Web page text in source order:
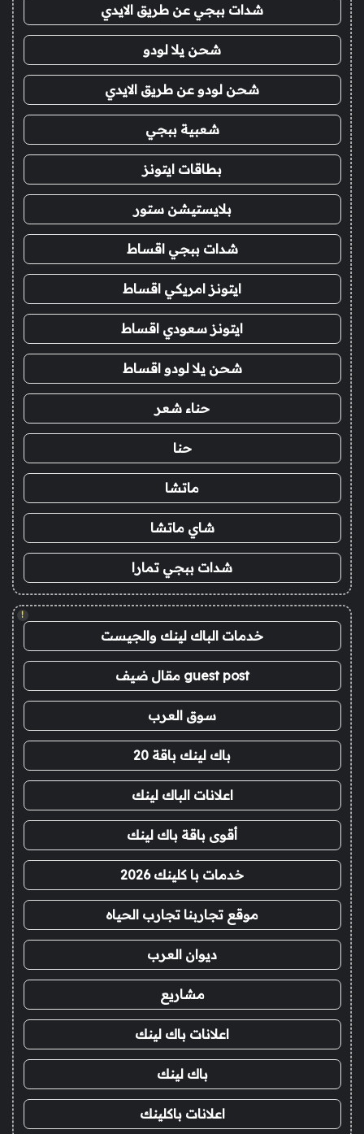
شدات ببجي عن طريق الايدي
شحن يلا لودو
شحن لودو عن طريق الايدي
شعبية ببجي
بطاقات ايتونز
بلايستيشن ستور
شدات ببجي اقساط
ايتونز امريكي اقساط
ايتونز سعودي اقساط
شحن يلا لودو اقساط
حناء شعر
حنا
ماتشا
شاي ماتشا
شدات ببجي تمارا
!
خدمات الباك لينك والجيست
guest post مقال ضيف
سوق العرب
باك لينك باقة 20
اعلانات الباك لينك
أقوى باقة باك لينك
خدمات با كلينك 2026
موقع تجاربنا تجارب الحياه
ديوان العرب
مشاريع
اعلانات باك لينك
باك لينك
اعلانات باكلينك